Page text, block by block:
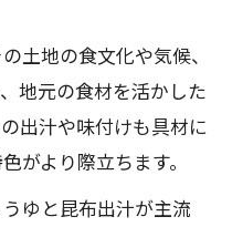
土地の食文化や気候、
地元の食材を活かした
出汁や味付けも具材に
がより際立ちます。
ゆと昆布出汁が主流